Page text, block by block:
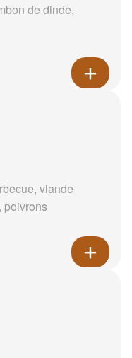
de dinde,
viande
poivrons